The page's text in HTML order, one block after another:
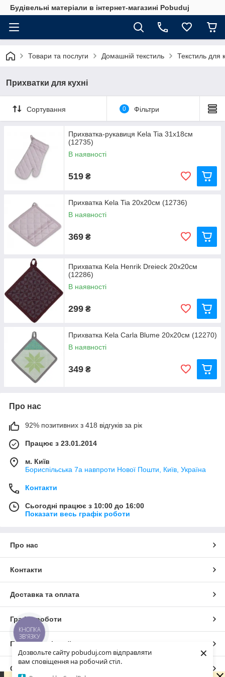
Дозвольте сайту pobuduj.com відправляти
вам сповіщення на робочий стіл.
×
Будівельні матеріали в інтернет-магазині Pobuduj
Товари та послуги Домашній текстиль Текстиль для
Прихватки для кухні
Сортування 0 Фільтри
Прихватка-рукавиця Kela Tia 31x18см
(12735)
В наявності
519 ₴
Прихватка Kela Tia 20x20см (12736)
В наявності
369 ₴
Прихватка Kela Henrik Dreieck 20х20см
(12286)
В наявності
299 ₴
Прихватка Kela Carla Blume 20х20см (12270)
В наявності
349 ₴
Про нас
92% позитивних з 418 відгуків за рік
Працює з 23.01.2014
м. Київ
Бориспільська 7а навпроти Нової Пошти, Київ, Україна
Контакти
Сьогодні працює з 10:00 до 16:00
Показати весь графік роботи
Про нас
Контакти
Доставка та оплата
Графік роботи
Повна версія сайту
Сайт створено на маркетплейсі
КНОПКА
ЗВ'ЯЗКУ